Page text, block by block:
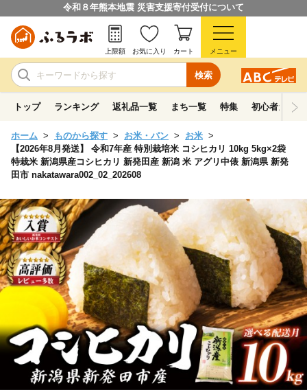
令和８年熊本地震 災害支援寄付受付について
検索
上限額 お気に入り カート メニュー
トップ ランキング 返礼品一覧 まち一覧 特集 初心者ガイド
ホーム ものから探す お米・パン
お米
【2026年8月発送】 令和7年産 特別栽培米 コシヒカリ 10kg 5kg×2袋
特栽米 新潟県産コシヒカリ 新発田産 新潟 米 アグリ中俵 新潟県 新発
田市 nakatawara002_02_202608